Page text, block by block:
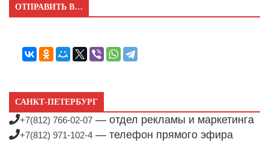
ОТПРАВИТЬ В…
САНКТ-ПЕТЕРБУРГ
+7(812) 766-02-07 — отдел рекламы и маркетинга
+7(812) 971-102-4 — телефон прямого эфира